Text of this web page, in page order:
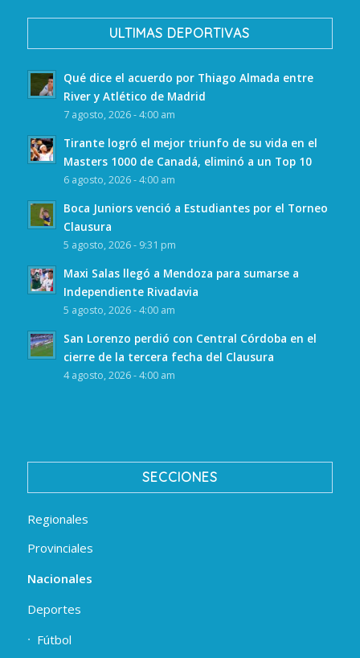
ULTIMAS DEPORTIVAS
Qué dice el acuerdo por Thiago Almada entre
River y Atlético de Madrid
7 agosto, 2026 - 4:00 am
Tirante logró el mejor triunfo de su vida en el
Masters 1000 de Canadá, eliminó a un Top 10
6 agosto, 2026 - 4:00 am
Boca Juniors venció a Estudiantes por el Torneo
Clausura
5 agosto, 2026 - 9:31 pm
Maxi Salas llegó a Mendoza para sumarse a
Independiente Rivadavia
5 agosto, 2026 - 4:00 am
San Lorenzo perdió con Central Córdoba en el
cierre de la tercera fecha del Clausura
4 agosto, 2026 - 4:00 am
SECCIONES
Regionales
Provinciales
Nacionales
Deportes
Fútbol